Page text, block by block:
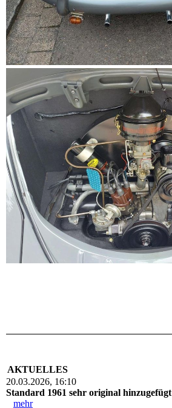
AKTUELLES
20.03.2026, 16:10
Standard 1961 sehr original hinzugefügt
mehr